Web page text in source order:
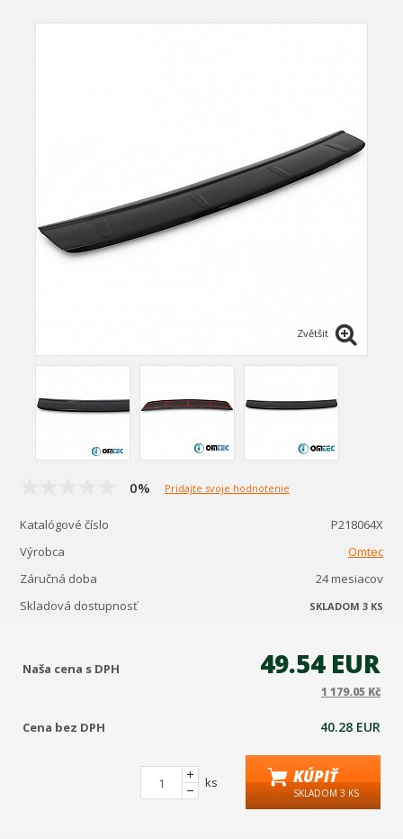
Zvětšit
0% Pridajte svoje hodnotenie
Katalógové číslo
P218064X
Výrobca
Omtec
Záručná doba
24 mesiacov
Skladová dostupnosť
SKLADOM 3 KS
Naša cena s DPH 49.54 EUR
1 179.05 Kč
Cena bez DPH 40.28 EUR
ks KÚPIŤ
SKLADOM 3 KS